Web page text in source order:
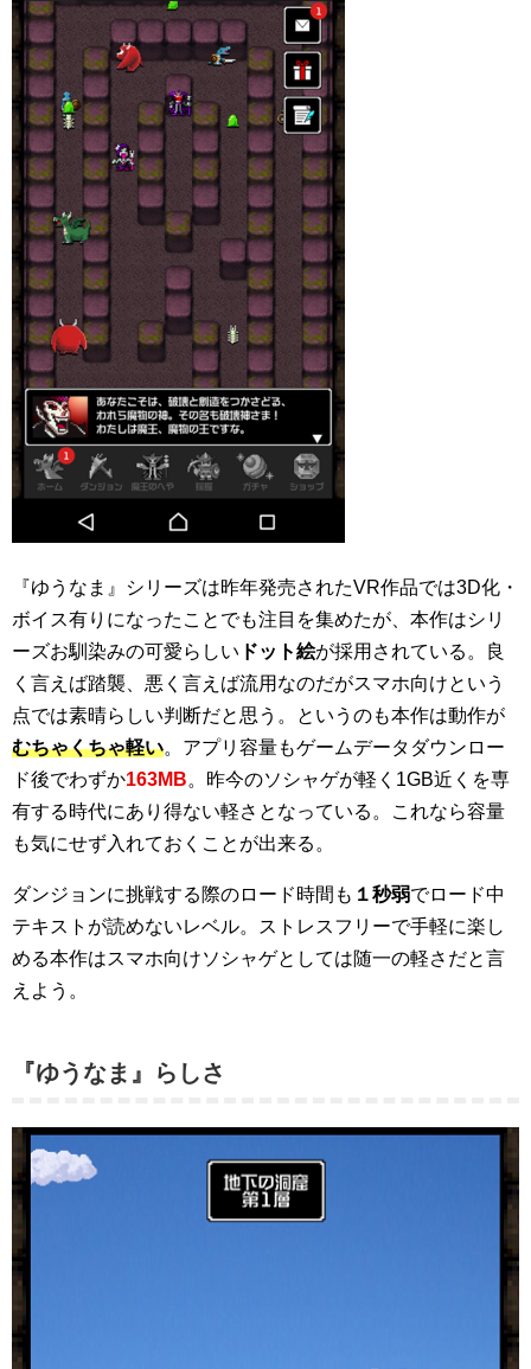
『ゆうなま』シリーズは昨年発売されたVR作品では3D化・
ボイス有りになったことでも注目を集めたが、本作はシリ
ーズお馴染みの可愛らしい ドット絵が採用されている。良
く言えば踏襲、悪く言えば流用なのだがスマホ向けという
点では素晴らしい判断だと思う。というのも本作は動作が
むちゃくちゃ軽い。アプリ容量もゲームデータダウンロー
ド後でわずか163MB。昨今のソシャゲが軽く1GB近くを専
有する時代にあり得ない軽さとなっている。これなら容量
も気にせず入れておくことが出来る。
ダンジョンに挑戦する際のロード時間も １秒弱でロード中
テキストが読めないレベル。ストレスフリーで手軽に楽し
める本作はスマホ向けソシャゲとしては随一の軽さだと言
えよう。
『ゆうなま』らしさ